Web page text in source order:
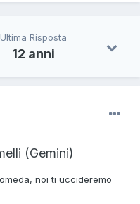
Ultima Risposta
12 anni
(Gemini)
noi ti uccideremo